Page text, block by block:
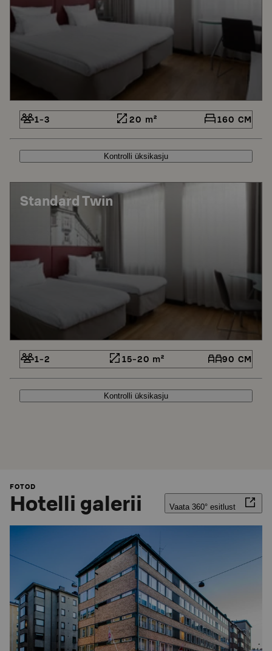
1-3 20 m² 160 CM
Kontrolli üksikasju
Standard Twin
1-2 15-20 m² 90 CM
Kontrolli üksikasju
FOTOD
Hotelli galerii Vaata 360° esitlust